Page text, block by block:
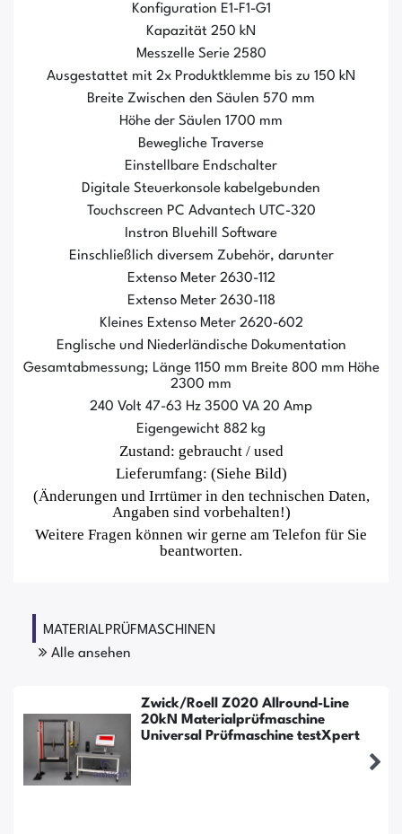
Konfiguration E1-F1-G1
Kapazität 250 kN
Messzelle Serie 2580
Ausgestattet mit 2x Produktklemme bis zu 150 kN
Breite Zwischen den Säulen 570 mm
Höhe der Säulen 1700 mm
Bewegliche Traverse
Einstellbare Endschalter
Digitale Steuerkonsole kabelgebunden
Touchscreen PC Advantech UTC-320
Instron Bluehill Software
Einschließlich diversem Zubehör, darunter
Extenso Meter 2630-112
Extenso Meter 2630-118
Kleines Extenso Meter 2620-602
Englische und Niederländische Dokumentation
Gesamtabmessung; Länge 1150 mm Breite 800 mm Höhe
2300 mm
240 Volt 47-63 Hz 3500 VA 20 Amp
Eigengewicht 882 kg
Zustand: gebraucht / used
Lieferumfang: (Siehe Bild)
(Änderungen und Irrtümer in den technischen Daten,
Angaben sind vorbehalten!)
Weitere Fragen können wir gerne am Telefon für Sie
beantworten.
MATERIALPRÜFMASCHINEN
Alle ansehen
Zwick/Roell Z020 Allround-Line
20kN Materialprüfmaschine
Universal Prüfmaschine testXpert